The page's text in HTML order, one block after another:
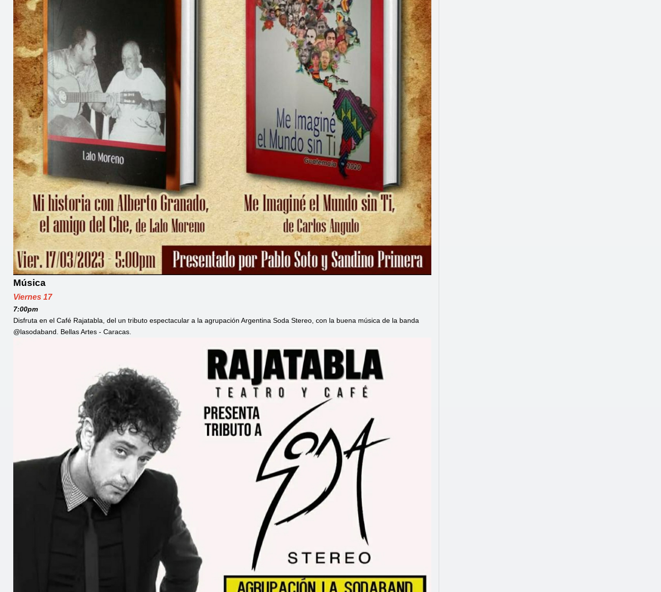
Música
Viernes 17
7:00pm
Disfruta en el Café Rajatabla, del un tributo espectacular a la agrupación Argentina Soda Stereo, con la buena música de la banda
@lasodaband. Bellas Artes - Caracas.